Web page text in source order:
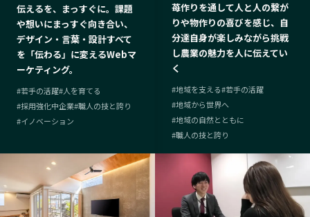
伝えるを、まっすぐに。課題
や想いにまっすぐ向き合い、
デザイン・言葉・設計すべて
を「伝わる」に変えるWebマ
ーケティング。
#若手の活躍#人を育てる
#採用強化中企業#職人の技と誇り
#イノベーション
苺作りを通して人と人の繋が
りや物作りの喜びを感じ、自
分達自身が楽しみながら挑戦
し農業の魅力を人に伝えてい
く
#地域を支える#若手の活躍
#地域から世界へ
#地域の自然とともに
#職人の技と誇り